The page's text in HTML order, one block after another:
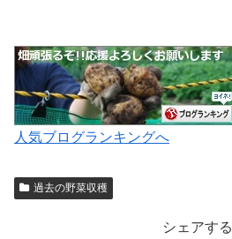
人気ブログランキングへ
過去の野菜収穫
シェアする